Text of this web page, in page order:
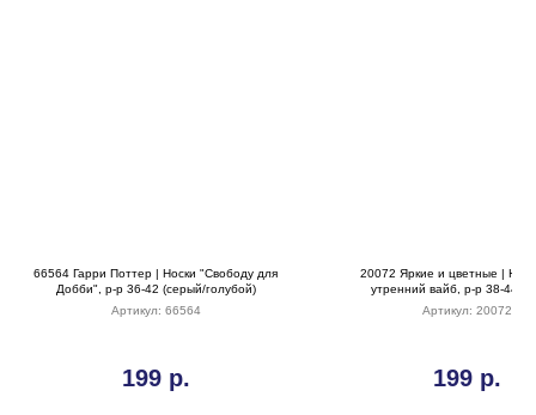
66564 Гарри Поттер | Носки "Свободу для
Добби", р-р 36-42 (серый/голубой)
Артикул: 66564
199 р.
20072 Яркие и цветные |
утренний вайб, р-р 38-44
Артикул: 20072
199 р.